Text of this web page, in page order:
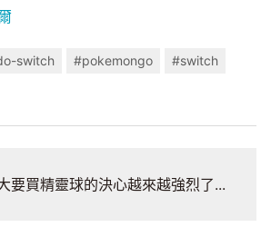
switch #pokemongo
#switch
要買精靈球的決心越來越強烈了...